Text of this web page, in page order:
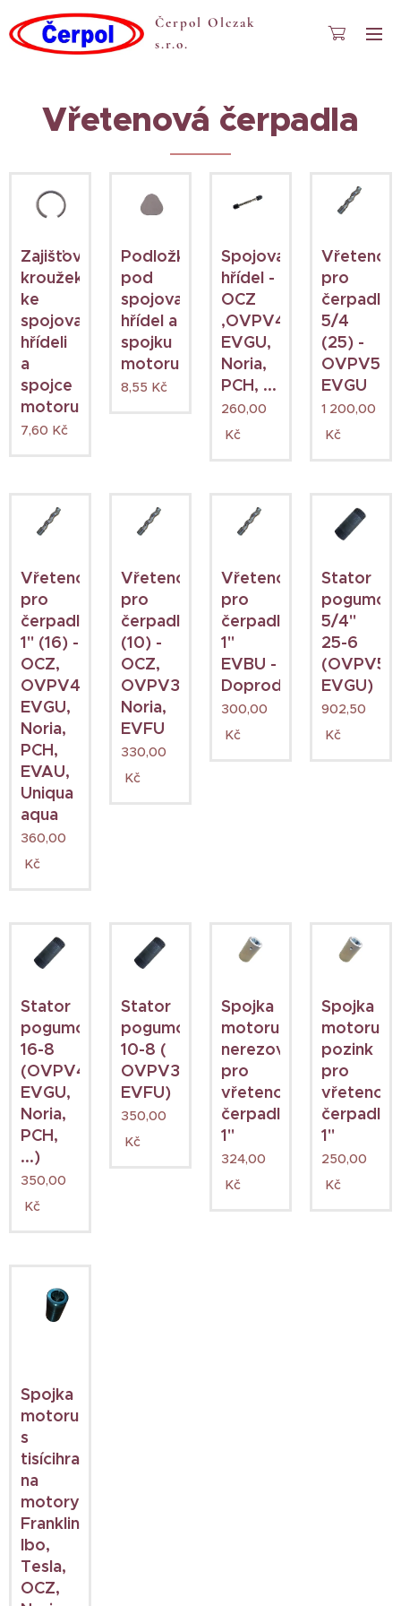
Čerpol Olczak
s.r.o.
Vřetenová čerpadla
Zajišťovací
kroužek
ke
spojovací
hřídeli
a
spojce
motoru
7,60 Kč
Podložka
pod
spojovací
hřídel a
spojku
motoru
8,55 Kč
Spojovací
hřídel -
OCZ
,OVPV4,
EVGU,
Noria,
PCH, ...
260,00
Kč
Vřeteno
pro
čerpadla
5/4
(25) -
OVPV5,
EVGU
1 200,00
Kč
Vřeteno
pro
čerpadla
1" (16) -
OCZ,
OVPV4,
EVGU,
Noria,
PCH,
EVAU,
Uniqua
aqua
360,00
Kč
Vřeteno
pro
čerpadla
(10) -
OCZ,
OVPV3,
Noria,
EVFU
330,00
Kč
Vřeteno
pro
čerpadla
1"
EVBU -
Doprodej
300,00
Kč
Stator
5/4"
25-6
(OVPV5,
EVGU)
902,50
Kč
Stator
pogumovaný
16-8
(OVPV4,
EVGU,
Noria,
PCH,
...)
350,00
Kč
Stator
pogumovaný
10-8 (
OVPV3,
EVFU)
350,00
Kč
Spojka
motoru
nerezová
pro
vřetenová
čerpadla
1"
324,00
Kč
Spojka
motoru
pozink
pro
vřetenová
čerpadla
1"
250,00
Kč
Spojka
motoru
s
tisícihranem
na
motory
Franklin,
Ibo,
Tesla,
OCZ,